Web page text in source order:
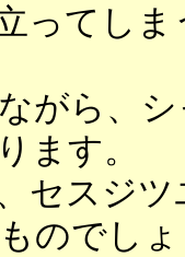
ってし
がら、
ます。
セスジ
のでし